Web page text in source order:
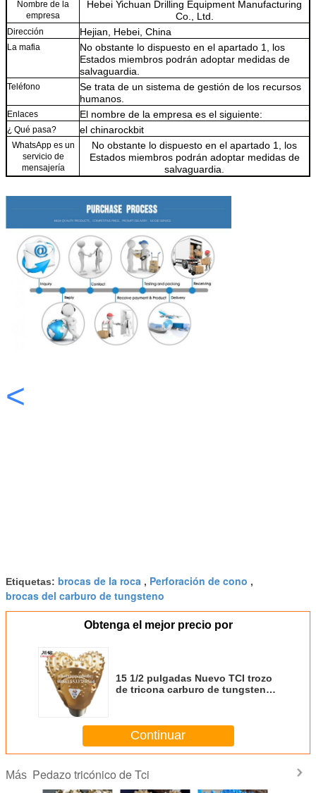
Nombre de la
empresa
Hebei Yichuan Drilling Equipment Manufacturing
Co., Ltd.
Dirección Hejian, Hebei, China
La mafia
No obstante lo dispuesto en el apartado 1, los
Estados miembros podrán adoptar medidas de
salvaguardia.
Teléfono
Se trata de un sistema de gestión de los recursos
humanos.
Enlaces El nombre de la empresa es el siguiente:
¿ Qué pasa? el chinarockbit
WhatsApp es un
servicio de
mensajería
No obstante lo dispuesto en el apartado 1, los
Estados miembros podrán adoptar medidas de
salvaguardia.
<
Etiquetas: brocas de la roca , Perforación de cono ,
brocas del carburo de tungsteno
Obtenga el mejor precio por
15 1/2 pulgadas Nuevo TCI trozo
de tricona carburo de tungsteno
pozo de petróleo
Continuar
Más Pedazo tricónico de Tci